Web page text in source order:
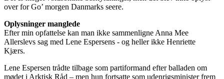
over for Go’ morgen Danmarks seere.
Oplysninger manglede
Efter min opfattelse kan man ikke sammenligne Anna Mee
Allerslevs sag med Lene Espersens - og heller ikke Henriette
Kjærs.
Lene Espersen trådte tilbage som partiformand efter balladen om
mødet i Arktisk Råd – men hun fortsatte som udenrigsminister frem